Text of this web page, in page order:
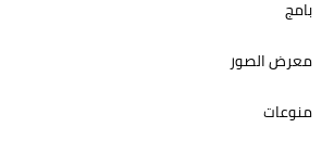
بامج
معرض الصور
منوعات